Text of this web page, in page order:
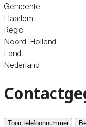
Gemeente
Haarlem
Regio
Noord-Holland
Land
Nederland
Toon telefoonnummer